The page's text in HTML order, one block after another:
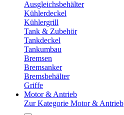
Ausgleichsbehälter
Kühlerdeckel
Kühlergrill
Tank & Zubehör
Tankdeckel
Tankumbau
Bremsen
Bremsanker
Bremsbehälter
Griffe
Motor & Antrieb
Zur Kategorie Motor & Antrieb